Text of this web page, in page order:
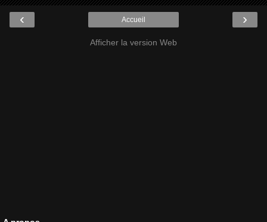
‹ ›
Accueil
Afficher la version Web